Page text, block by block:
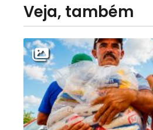
Veja, também